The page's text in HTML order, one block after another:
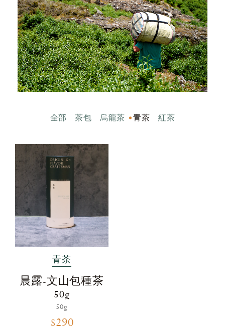
全部 茶包 烏龍茶 青茶 紅茶
青茶
晨露-文山包種茶
50g
50g
$290